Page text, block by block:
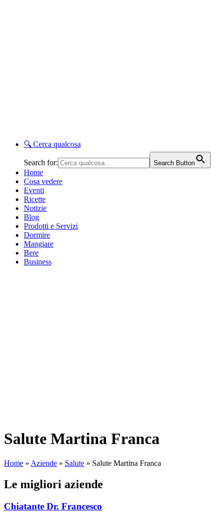
🔍 Cerca qualcosa
Search for: Search Button
Home
Cosa vedere
Eventi
Ricette
Notizie
Blog
Prodotti e Servizi
Dormire
Mangiare
Bere
Business
Salute Martina Franca
Home » Aziende » Salute » Salute Martina Franca
Le migliori aziende
Chiatante Dr. Francesco